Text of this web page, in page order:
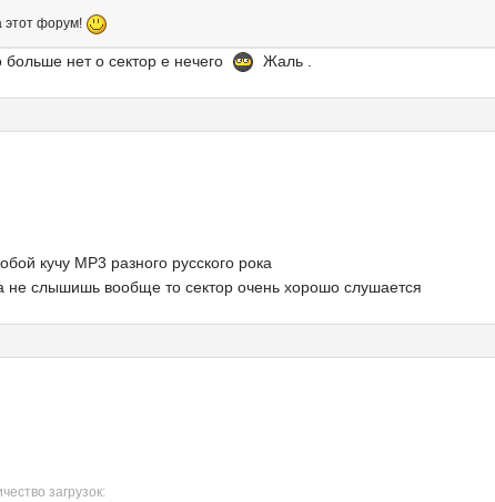
этот форум!
больше нет о сектор е нечего Жаль .
кучу МР3 разного русского рока
не слышишь вообще то сектор очень хорошо слушается
загрузок: